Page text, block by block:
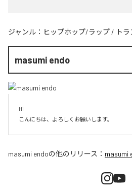
ジャンル： ヒップホップ/ラップ / ト
masumi endo
Hi
こんにちは、よろしくお願いします。
masumi endoの他のリリース： masumi